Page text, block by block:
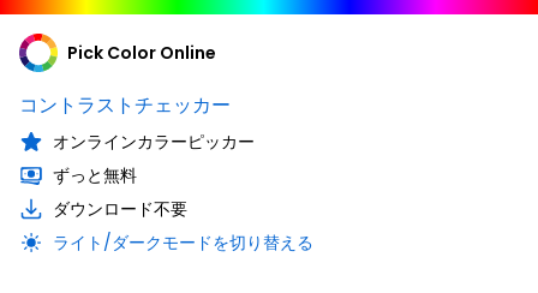
Pick Color Online
コントラストチェッカー
オンラインカラーピッカー
ずっと無料
ダウンロード不要
ライト/ダークモードを切り替える